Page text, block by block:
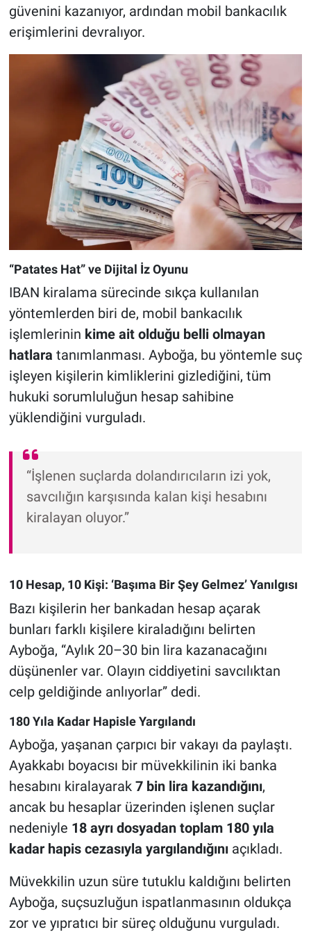
güvenini kazanıyor, ardından mobil bankacılık
erişimlerini devralıyor.
“Patates Hat” ve Dijital İz Oyunu
IBAN kiralama sürecinde sıkça kullanılan
yöntemlerden biri de, mobil bankacılık
işlemlerinin kime ait olduğu belli olmayan
hatlara tanımlanması. Ayboğa, bu yöntemle suç
işleyen kişilerin kimliklerini gizlediğini, tüm
hukuki sorumluluğun hesap sahibine
yüklendiğini vurguladı.
“İşlenen suçlarda dolandırıcıların izi yok,
savcılığın karşısında kalan kişi hesabını
kiralayan oluyor.”
10 Hesap, 10 Kişi: ‘Başıma Bir Şey Gelmez’ Yanılgısı
Bazı kişilerin her bankadan hesap açarak
bunları farklı kişilere kiraladığını belirten
Ayboğa, “Aylık 20–30 bin lira kazanacağını
düşünenler var. Olayın ciddiyetini savcılıktan
celp geldiğinde anlıyorlar” dedi.
180 Yıla Kadar Hapisle Yargılandı
Ayboğa, yaşanan çarpıcı bir vakayı da paylaştı.
Ayakkabı boyacısı bir müvekkilinin iki banka
hesabını kiralayarak 7 bin lira kazandığını,
ancak bu hesaplar üzerinden işlenen suçlar
nedeniyle 18 ayrı dosyadan toplam 180 yıla
kadar hapis cezasıyla yargılandığınıaçıkladı.
Müvekkilin uzun süre tutuklu kaldığını belirten
Ayboğa, suçsuzluğun ispatlanmasının oldukça
zor ve yıpratıcı bir süreç olduğunu vurguladı.